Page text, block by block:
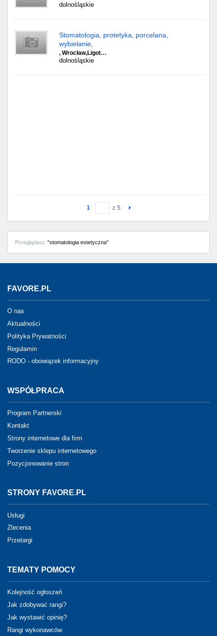
dolnośląskie
Stomatologia, protetyka, porcelana,
wybielanie,
, Wrocław,Ligot…
dolnośląskie
1 z 5
Przeglądasz: "stomatologia estetyczna"
FAVORE.PL
O nas
Aktualności
Polityka Prywatności
Regulamin
RODO - obowiązek informacyjny
WSPÓŁPRACA
Program Partnerski
Kontakt
Strony internetowe dla firm
Tworzenie sklepu internetowego
Pozycjonowanie stron
STRONY FAVORE.PL
Usługi
Zlecenia
Przetargi
TEMATY POMOCY
Kolejność ogłoszeń
Jak zdobywać rangi?
Jak wystawić opinię?
Rangi wykonawców